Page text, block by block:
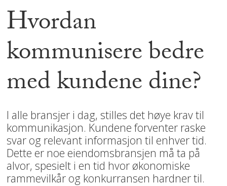
Hvordan
kommunisere bedre
med kundene dine?
I alle bransjer i dag, stilles det høye krav til
kommunikasjon. Kundene forventer raske
svar og relevant informasjon til enhver tid.
Dette er noe eiendomsbransjen må ta på
alvor, spesielt i en tid hvor økonomiske
rammevilkår og konkurransen hardner til.